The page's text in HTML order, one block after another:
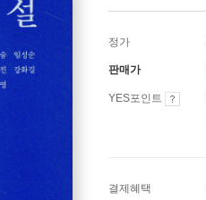
정가
판매가
YES포인트
결제혜택